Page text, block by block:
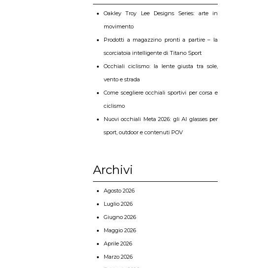
Oakley Troy Lee Designs Series: arte in
movimento
Prodotti a magazzino pronti a partire – la
scorciatoia intelligente di Titano Sport
Occhiali ciclismo: la lente giusta tra sole,
vento e strada
Come scegliere occhiali sportivi per corsa e
ciclismo
Nuovi occhiali Meta 2026: gli AI glasses per
sport, outdoor e contenuti POV
Archivi
Agosto 2026
Luglio 2026
Giugno 2026
Maggio 2026
Aprile 2026
Marzo 2026